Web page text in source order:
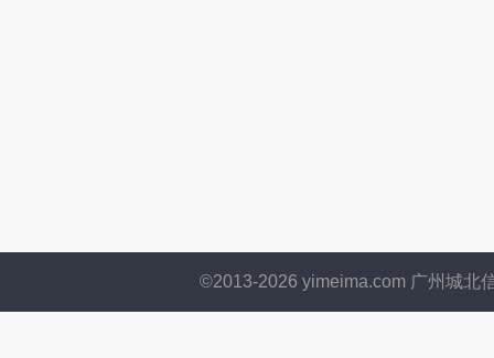
©2013-2026 yimeima.com 广州城北